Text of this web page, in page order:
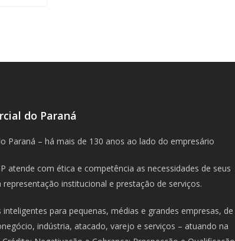
do Paraná
Paraná – há mais de 130 anos ao lado do empresário
atende com ética e competência as necessidades de seus
institucional e prestação de serviços.
para pequenas, médias e grandes empresas, de
indústria, atacado, varejo e serviços – atuando na